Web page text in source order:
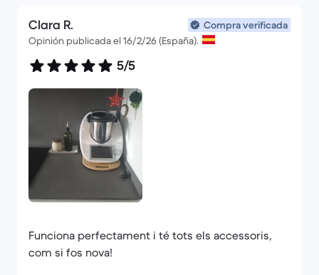
Clara R.
Compra verificada
Opinión publicada el 16/2/26 (España).
5/5
Funciona perfectament i té tots els accessoris,
com si fos nova!